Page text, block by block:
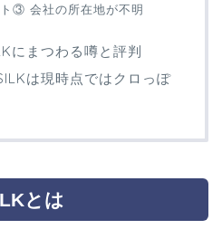
③ 会社の所在地が不明
にまつわる噂と評判
は現時点ではクロっぽ
とは